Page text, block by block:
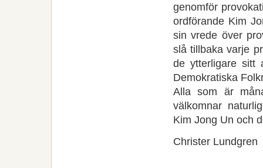
genomför
ordförande Kim
sin vrede över
slå tillbaka varje
de ytterligare sitt
Demokratiska
Alla som är
välkomnar
Kim Jong Un och
Christer Lundgren